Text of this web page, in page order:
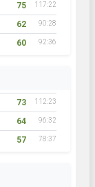
75 117:22
62 90:28
60 92:36
73 112:23
64 96:32
57 78:37